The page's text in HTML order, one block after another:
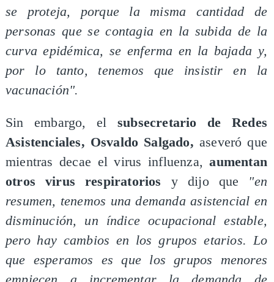
se proteja, porque la misma cantidad de
personas que se contagia en la subida de la
curva epidémica, se enferma en la bajada y,
por lo tanto, tenemos que insistir en la
vacunación".
Sin embargo, elsubsecretario de Redes
Asistenciales, Osvaldo Salgado, aseveró que
mientras decae el virus influenza,aumentan
otros virus respiratorios y dijo que "en
resumen, tenemos una demanda asistencial en
disminución, un índice ocupacional estable,
pero hay cambios en los grupos etarios. Lo
que esperamos es que los grupos menores